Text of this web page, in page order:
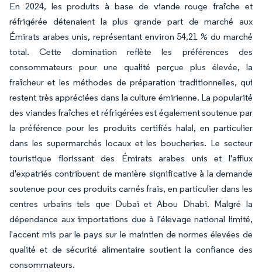
En 2024, les produits à base de viande rouge fraîche et
réfrigérée détenaient la plus grande part de marché aux
Émirats arabes unis, représentant environ 54,21 % du marché
total. Cette domination reflète les préférences des
consommateurs pour une qualité perçue plus élevée, la
fraîcheur et les méthodes de préparation traditionnelles, qui
restent très appréciées dans la culture émirienne. La popularité
des viandes fraîches et réfrigérées est également soutenue par
la préférence pour les produits certifiés halal, en particulier
dans les supermarchés locaux et les boucheries. Le secteur
touristique florissant des Émirats arabes unis et l'afflux
d'expatriés contribuent de manière significative à la demande
soutenue pour ces produits carnés frais, en particulier dans les
centres urbains tels que Dubaï et Abou Dhabi. Malgré la
dépendance aux importations due à l'élevage national limité,
l'accent mis par le pays sur le maintien de normes élevées de
qualité et de sécurité alimentaire soutient la confiance des
consommateurs.